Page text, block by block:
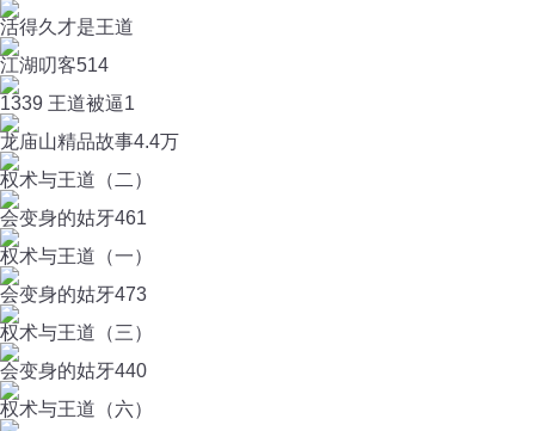
活得久才是王道
江湖叨客514
1339 王道被逼1
龙庙山精品故事4.4万
权术与王道（二）
会变身的姑牙461
权术与王道（一）
会变身的姑牙473
权术与王道（三）
会变身的姑牙440
权术与王道（六）